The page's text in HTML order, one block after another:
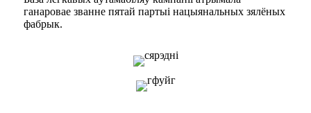
ганаровае званне пятай партыі нацыянальных зялёных
фабрык.